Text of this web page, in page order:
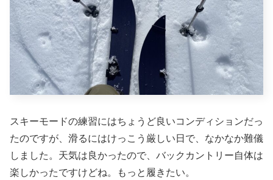
スキーモードの練習にはちょうど良いコンディションだっ
たのですが、滑るにはけっこう厳しい日で、なかなか難儀
しました。天気は良かったので、バックカントリー自体は
楽しかったですけどね。もっと履きたい。